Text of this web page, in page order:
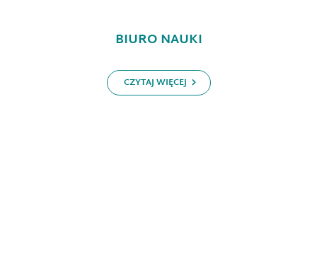
BIURO NAUKI
CZYTAJ WIĘCEJ